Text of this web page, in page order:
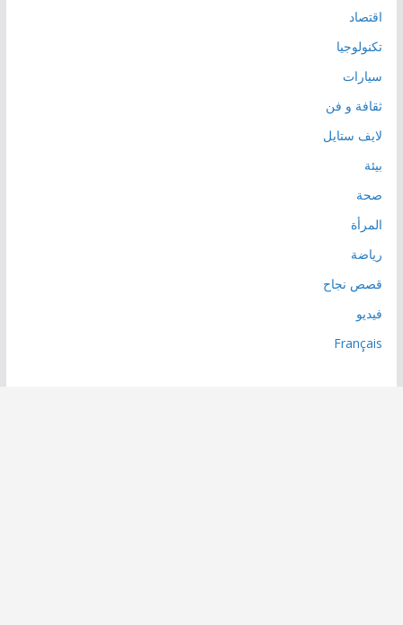
اقتصاد
تكنولوجيا
سيارات
ثقافة و فن
لايف ستايل
بيئة
صحة
المرأة
رياضة
قصص نجاح
فيديو
Français